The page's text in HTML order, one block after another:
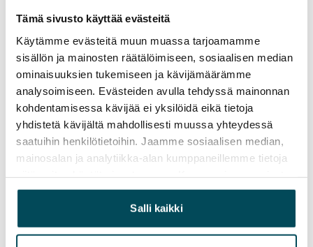
Tämä sivusto käyttää evästeitä
Käytämme evästeitä muun muassa tarjoamamme
sisällön ja mainosten räätälöimiseen, sosiaalisen median
ominaisuuksien tukemiseen ja kävijämäärämme
analysoimiseen. Evästeiden avulla tehdyssä mainonnan
kohdentamisessa kävijää ei yksilöidä eikä tietoja
yhdistetä kävijältä mahdollisesti muussa yhteydessä
saatuihin henkilötietoihin. Jaamme sosiaalisen median,
mainosalan ja analytiikka-alan kumppaneillemme tietoja
yhdistää näitä tietoja muihin tietoihin, joita olet antanut
heille tai joita on kerätty, kun olet käyttänyt heidän
palvelujaan.
Salli kaikki
0 €, (yrityksille min. 1 kk vuokra)
Kotivakuutus
Pakollinen, ei sisälly vuokraan
Vesimaksu
Kulutuksen mukaan
Sähkömaksu
Vuokralainen solmii itse sähkösopimuksen.
Vuokraan sisältyy 50 M laajakaistaliittymä. Voit hankkia
lisänopeutta etuhintaan ottamalla yhteyttä